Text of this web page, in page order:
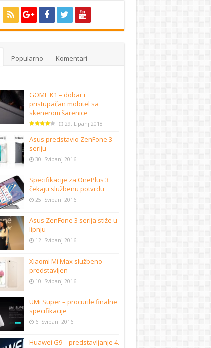
Popularno Komentari
GOME K1 – dobar i
pristupačan mobitel sa
skenerom šarenice
29. Lipanj 2018
Asus predstavio ZenFone 3
seriju
30. Svibanj 2016
Specifikacije za OnePlus 3
čekaju službenu potvrdu
25. Svibanj 2016
Asus ZenFone 3 serija stiže u
lipnju
12. Svibanj 2016
Xiaomi Mi Max službeno
predstavljen
10. Svibanj 2016
UMi Super – procurile finalne
specifikacije
6. Svibanj 2016
Huawei G9 – predstavljanje 4.